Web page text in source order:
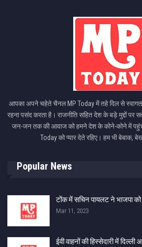
आपका अपने चहेते चैनल MP Today में तहे दिल से
रहना पसंद करता है। राजनीति सहित देश के बड़े मुद्दों पर
जन-जन तक की आवाज को हमने देश के कोने-कोने में
Today को प्यार देते रहिए। हम भी बेबाक,
Popular News
टोंक में सचिन पायलट ने भाजपा
Mar 11, 2023
ईवी वाहनों की हिस्सेदारी में